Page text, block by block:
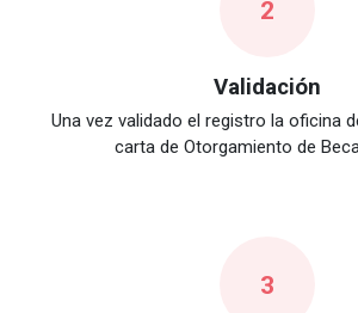
2
Validación
Una vez validado el registro la oficina
carta de Otorgamiento de
3